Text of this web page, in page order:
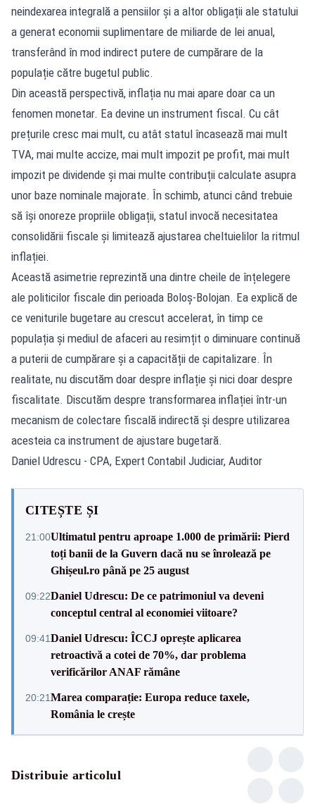
neindexarea integrală a pensiilor și a altor obligații ale statului
a generat economii suplimentare de miliarde de lei anual,
transferând în mod indirect putere de cumpărare de la
populație către bugetul public.
Din această perspectivă, inflația nu mai apare doar ca un
fenomen monetar. Ea devine un instrument fiscal. Cu cât
prețurile cresc mai mult, cu atât statul încasează mai mult
TVA, mai multe accize, mai mult impozit pe profit, mai mult
impozit pe dividende și mai multe contribuții calculate asupra
unor baze nominale majorate. În schimb, atunci când trebuie
să își onoreze propriile obligații, statul invocă necesitatea
consolidării fiscale și limitează ajustarea cheltuielilor la ritmul
inflației.
Această asimetrie reprezintă una dintre cheile de înțelegere
ale politicilor fiscale din perioada Boloș-Bolojan. Ea explică de
ce veniturile bugetare au crescut accelerat, în timp ce
populația și mediul de afaceri au resimțit o diminuare continuă
a puterii de cumpărare și a capacității de capitalizare. În
realitate, nu discutăm doar despre inflație și nici doar despre
fiscalitate. Discutăm despre transformarea inflației într-un
mecanism de colectare fiscală indirectă și despre utilizarea
acesteia ca instrument de ajustare bugetară.
Daniel Udrescu - CPA, Expert Contabil Judiciar, Auditor
CITEȘTE ȘI
21:00Ultimatul pentru aproape 1.000 de primării: Pierd
toți banii de la Guvern dacă nu se înrolează pe
Ghișeul.ro până pe 25 august
09:22Daniel Udrescu: De ce patrimoniul va deveni
conceptul central al economiei viitoare?
09:41Daniel Udrescu: ÎCCJ oprește aplicarea
retroactivă a cotei de 70%, dar problema
verificărilor ANAF rămâne
20:21Marea comparație: Europa reduce taxele,
România le crește
Distribuie articolul